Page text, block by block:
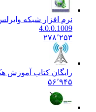
نرم افزار شبکه وایرلس و
4.0.0.1009
۲۷۸٬۲۵۳
رایگان کتاب آموزش هک
۵۶٬۹۴۵